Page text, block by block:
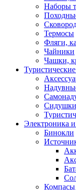
Наборы
Термосы
Фляги,
Чайники
Чашки,
Сидушки
Электроника
Бинокли
Компасы